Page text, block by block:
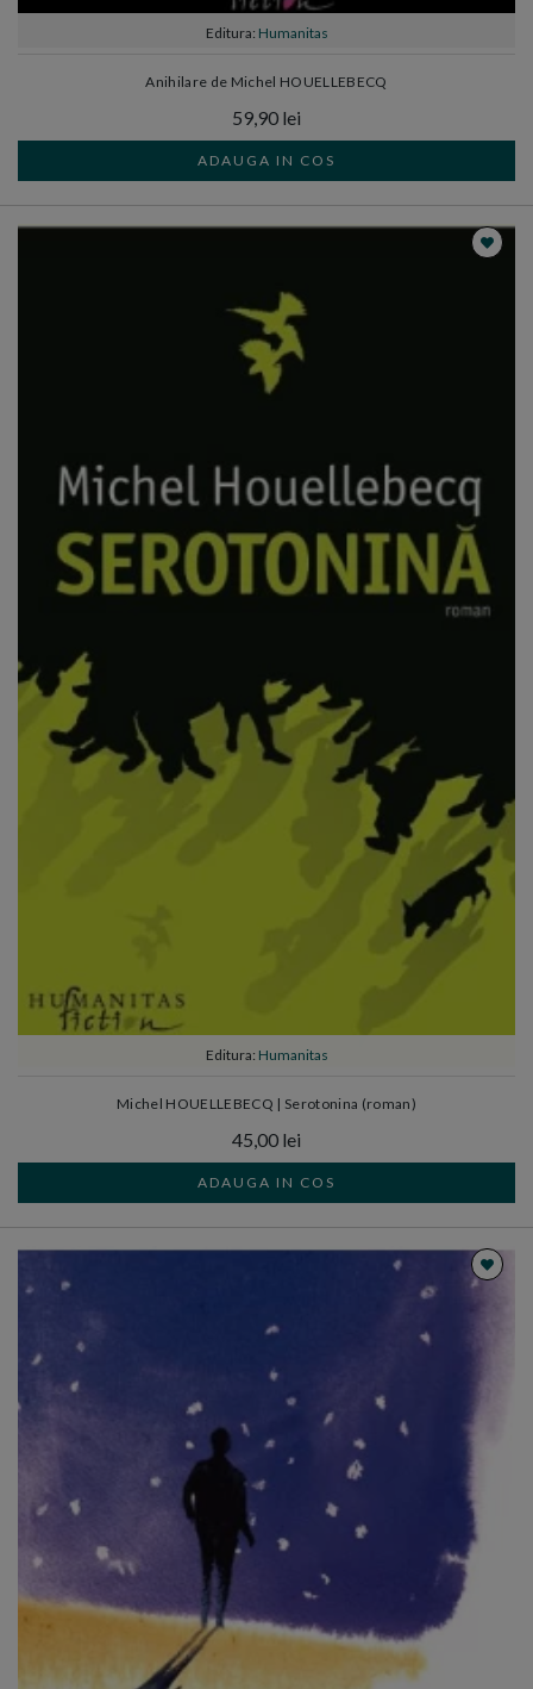
Editura: Humanitas
Anihilare de Michel HOUELLEBECQ
59,90 lei
ADAUGA IN COS
Editura: Humanitas
Michel HOUELLEBECQ | Serotonina (roman)
45,00 lei
ADAUGA IN COS